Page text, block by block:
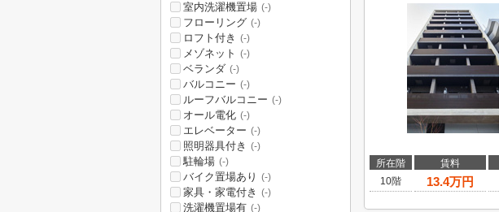
所在階 賃料
10階
13.4万円
室内洗濯機置場 (-)
フローリング (-)
ロフト付き (-)
メゾネット (-)
ベランダ (-)
バルコニー (-)
ルーフバルコニー (-)
オール電化 (-)
エレベーター (-)
照明器具付き (-)
駐輪場 (-)
バイク置場あり (-)
家具・家電付き (-)
洗濯機置場有 (-)